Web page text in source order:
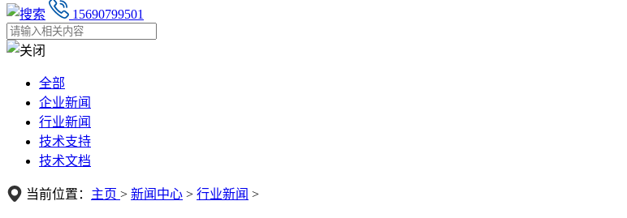
15690799501
全部
企业新闻
行业新闻
技术支持
技术文档
当前位置： 主页 > 新闻中心 > 行业新闻 >